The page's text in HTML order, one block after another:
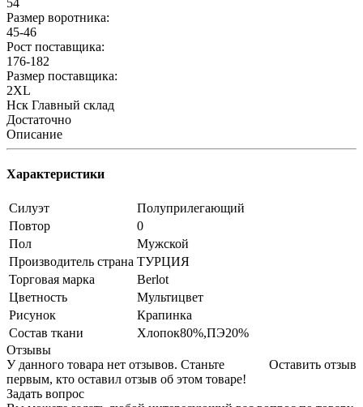
Размер воротника:
45-46
Рост поставщика:
176-182
Размер поставщика:
2XL
Нск Главный склад
Достаточно
Описание
Характеристики
Силуэт
Полуприлегающий
Повтор
0
Пол
Мужской
Производитель страна ТУРЦИЯ
Торговая марка
Berlot
Цветность
Мультицвет
Рисунок
Крапинка
Состав ткани
Хлопок80%,ПЭ20%
Отзывы
Оставить отзыв
У данного товара нет отзывов. Станьте
первым, кто оставил отзыв об этом товаре!
Задать вопрос